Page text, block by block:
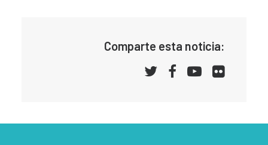
Comparte esta noticia: